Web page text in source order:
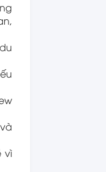
vì